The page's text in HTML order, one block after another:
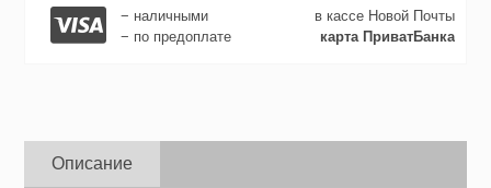
− наличными
в кассе Новой Почты
− по предоплате
карта ПриватБанка
Описание